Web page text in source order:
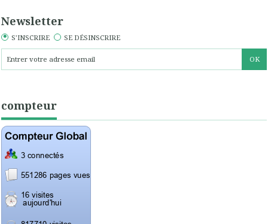
Newsletter
S'INSCRIRE SE DÉSINSCRIRE
compteur